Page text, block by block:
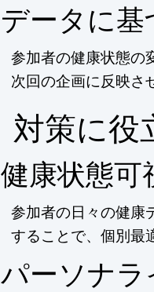
データに
参加者の健康状態の
次回の企画に反映さ
対策に役
健康状態可
参加者の日々の健康
することで、個別最
パーソナラ